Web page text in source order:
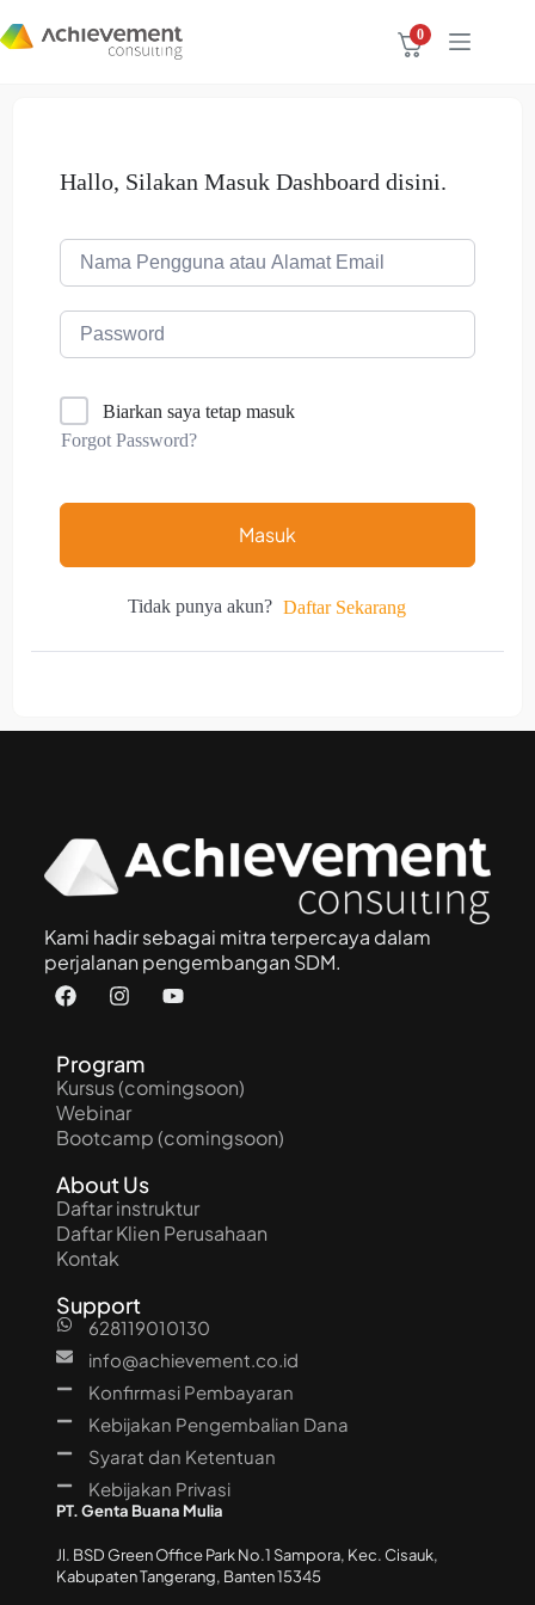
0
Hallo, Silakan Masuk Dashboard disini.
Biarkan saya tetap masuk
Forgot Password?
Masuk
Tidak punya akun? Daftar Sekarang
Kami hadir sebagai mitra terpercaya dalam
perjalanan pengembangan SDM.
Program
Kursus (comingsoon)
Webinar
Bootcamp (comingsoon)
About Us
Daftar instruktur
Daftar Klien Perusahaan
Kontak
Support
628119010130
info@achievement.co.id
Konfirmasi Pembayaran
Kebijakan Pengembalian Dana
Syarat dan Ketentuan
Kebijakan Privasi
PT. Genta Buana Mulia
Jl. BSD Green Office Park No.1 Sampora, Kec. Cisauk,
Kabupaten Tangerang, Banten 15345